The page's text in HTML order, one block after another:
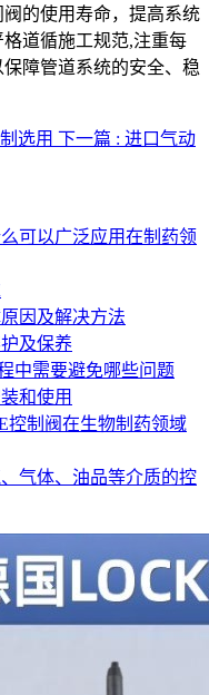
的使用寿命，提高系统
道循施工规范,注重每
障管道系统的安全、稳
选用 下一篇 : 进口气动
可以广泛应用在制药领
因及解决方法
及保养
中需要避免哪些问题
和使用
控制阀在生物制药领域
气体、油品等介质的控